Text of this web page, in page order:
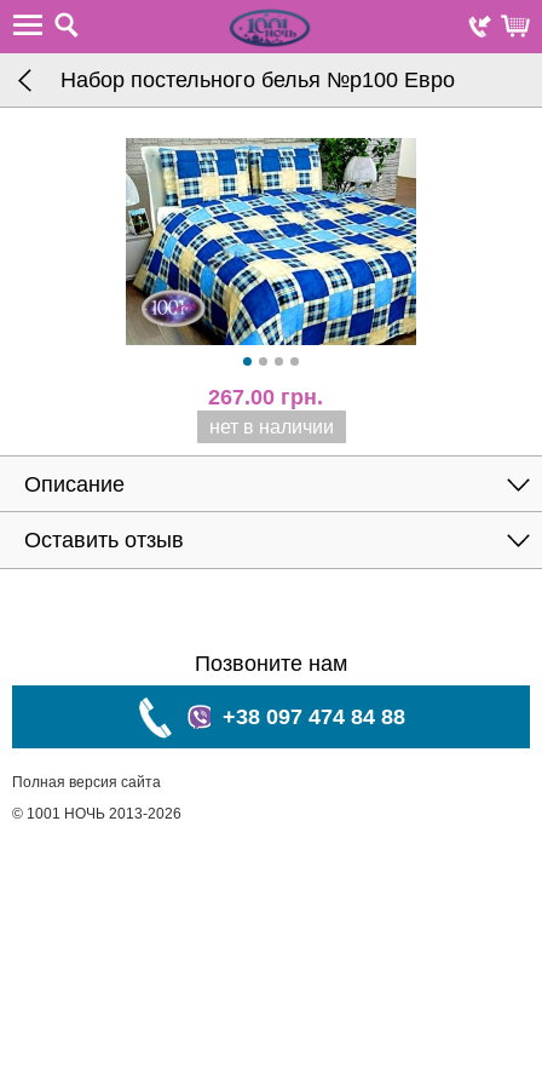
Набор постельного белья №р100 Евро
267.00 грн.
нет в наличии
Описание
Оставить отзыв
Позвоните нам
+38 097 474 84 88
Полная версия сайта
© 1001 НОЧЬ 2013-2026